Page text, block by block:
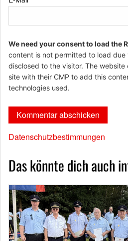
We need your consent to load the
content is not permitted to load
disclosed to the visitor. The
site with their CMP to add this
technologies used.
Datenschutzbestimmungen
Das könnte dich auch